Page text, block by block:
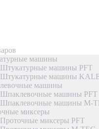
машины
Штукатурные машины PFT
Штукатурные машины
машины
Шпаклевочные машины PFT
Шпаклевочные машины M-
миксеры
Проточные миксеры PFT